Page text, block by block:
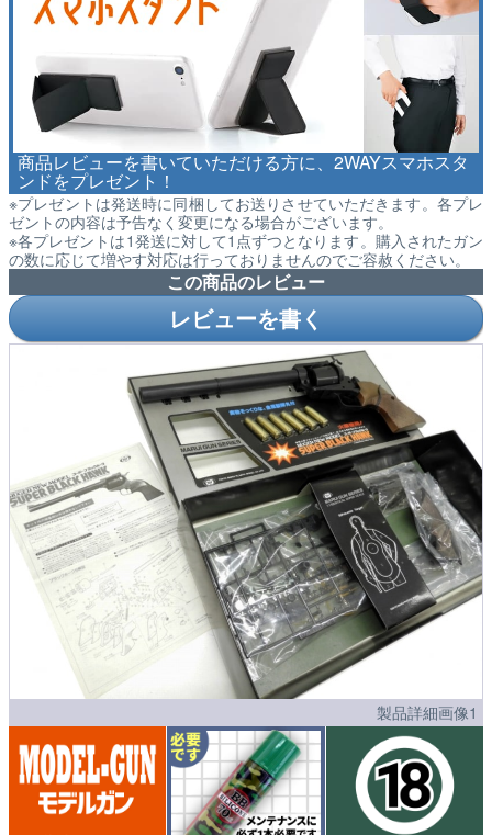
商品レビューを書いていただける方に、2WAYスマホスタ
ンドをプレゼント！
※プレゼントは発送時に同梱してお送りさせていただきます。各プレ
ゼントの内容は予告なく変更になる場合がございます。
※各プレゼントは1発送に対して1点ずつとなります。購入されたガン
の数に応じて増やす対応は行っておりませんのでご容赦ください。
この商品のレビュー
レビューを書く
製品詳細画像1